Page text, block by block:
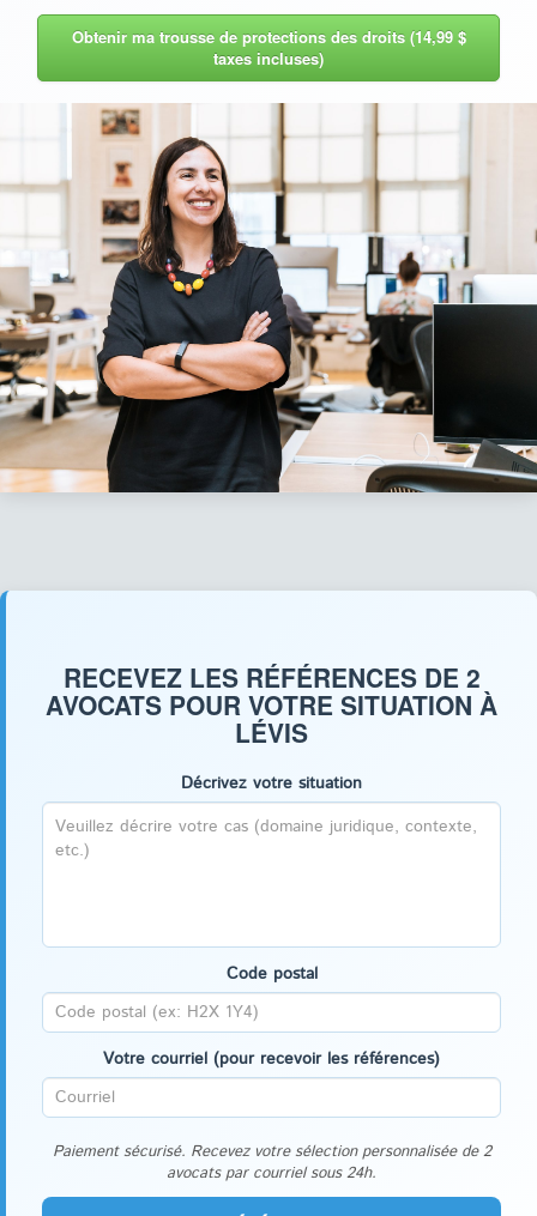
Obtenir ma trousse de protections des droits (14,99 $
taxes incluses)
RECEVEZ LES RÉFÉRENCES DE 2
AVOCATS POUR VOTRE SITUATION À
LÉVIS
Décrivez votre situation
Code postal
Votre courriel (pour recevoir les références)
Paiement sécurisé. Recevez votre sélection personnalisée de 2
avocats par courriel sous 24h.